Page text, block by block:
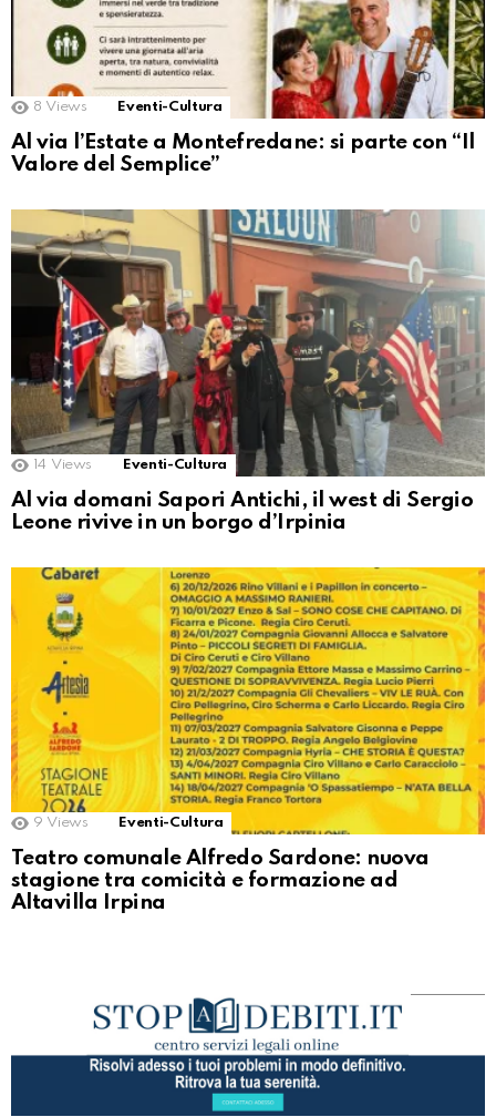
8 Views Eventi-Cultura
Al via l’Estate a Montefredane: si parte con “Il
Valore del Semplice”
14 Views Eventi-Cultura
Al via domani Sapori Antichi, il west di Sergio
Leone rivive in un borgo d’Irpinia
9 Views Eventi-Cultura
Teatro comunale Alfredo Sardone: nuova
stagione tra comicità e formazione ad
Altavilla Irpina